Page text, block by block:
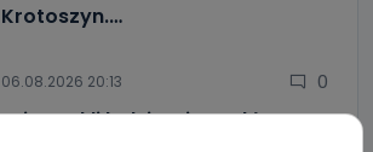
Krotoszyn.…
06.08.2026 20:13 0
„Niezwykli ludzie, niezwykłe